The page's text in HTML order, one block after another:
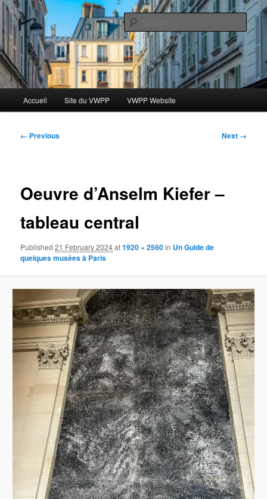
Skip
primary
contentBlog VWPP
Le blog des étudiants du Vassar-Wesleyan Programme à Paris
Accueil Site du VWPP VWPP Website
Image
← Previous Next →
Oeuvre d’Anselm Kiefer –
tableau central
Published21 February 2024at1920 × 2560in Un Guide de
quelques musées à Paris